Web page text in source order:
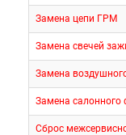
Замена цепи ГРМ
Замена свечей
Замена
Замена салонного
Сброс